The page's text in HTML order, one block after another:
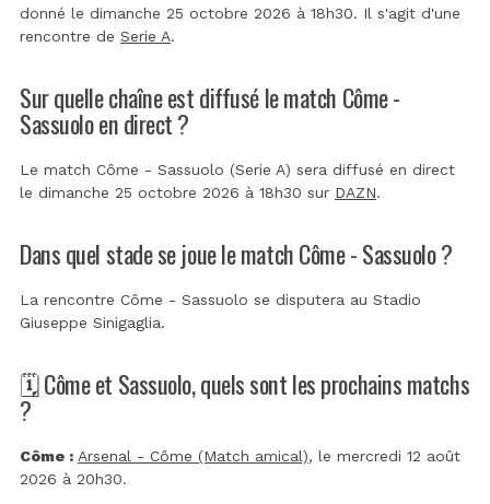
donné le dimanche 25 octobre 2026 à 18h30. Il s'agit d'une
rencontre de Serie A.
Sur quelle chaîne est diffusé le match Côme -
Sassuolo en direct ?
Le match Côme - Sassuolo (Serie A) sera diffusé en direct
le dimanche 25 octobre 2026 à 18h30 sur DAZN.
Dans quel stade se joue le match Côme - Sassuolo ?
La rencontre Côme - Sassuolo se disputera au Stadio
Giuseppe Sinigaglia.
🗓️ Côme et Sassuolo, quels sont les prochains matchs
?
Côme : Arsenal - Côme (Match amical), le mercredi 12 août
2026 à 20h30.